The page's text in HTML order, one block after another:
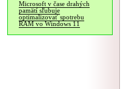
Microsoft v čase drahých
pamätí sľubuje
optimalizovať spotrebu
RAM vo Windows 11